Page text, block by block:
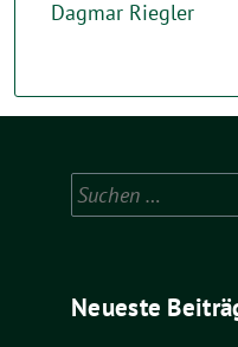
Dagmar Riegler
Suchen
nach:
Neueste